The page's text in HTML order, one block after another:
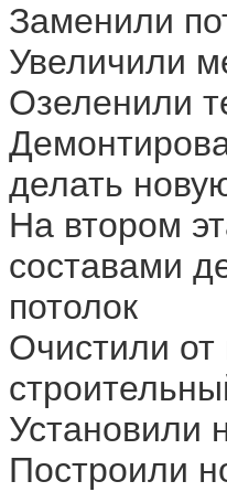
Заменили
Увеличили
Озеленили
делать
На втором
составами
потолок
Очистили от
Установили
Построили